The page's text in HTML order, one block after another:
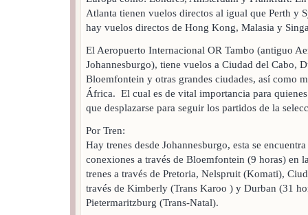
Atlanta tienen vuelos directos al igual que Perth y
hay vuelos directos de Hong Kong, Malasia y
El Aeropuerto Internacional OR Tambo (antiguo
Johannesburgo), tiene vuelos a Ciudad del Cabo,
Bloemfontein y otras grandes ciudades, así como
África. El cual es de vital importancia para
que desplazarse para seguir los partidos de la
Por Tren:
Hay trenes desde Johannesburgo, esta se
conexiones a través de Bloemfontein (9 horas) en
trenes a través de Pretoria, Nelspruit (Komati),
través de Kimberly (Trans Karoo ) y Durban (31
Pietermaritzburg (Trans-Natal).